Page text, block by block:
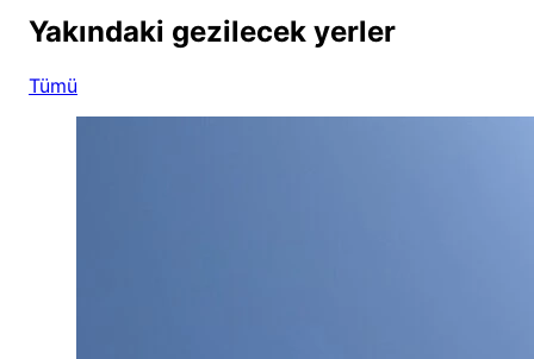
Yakındaki gezilecek yerler
Tümü